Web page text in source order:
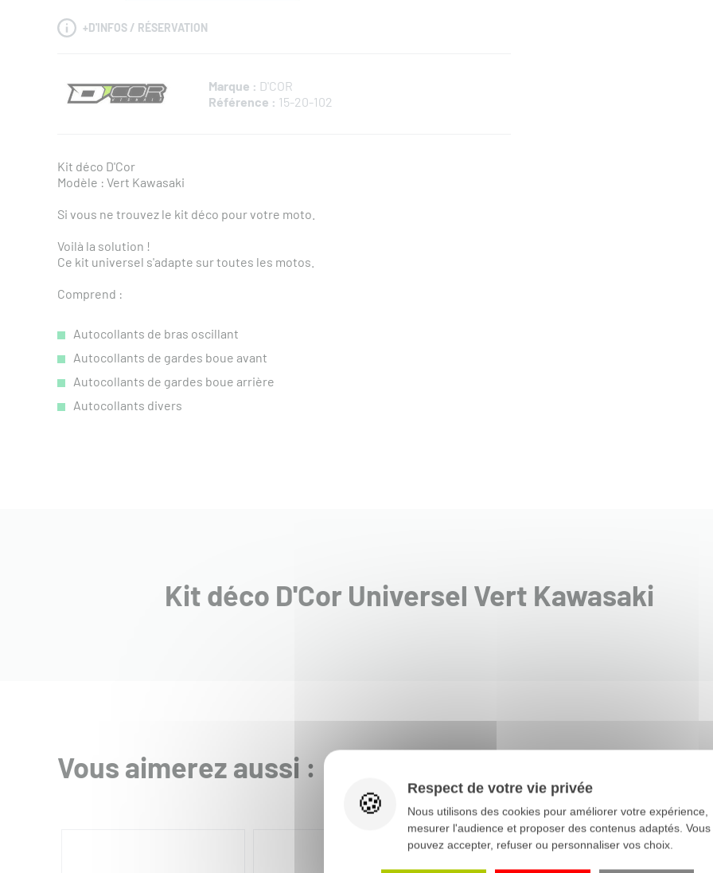
+D'INFOS / RÉSERVATION
Marque : D'COR
Référence : 15-20-102
Kit déco D'Cor
Modèle : Vert Kawasaki
Si vous ne trouvez le kit déco pour votre moto.
Voilà la solution !
Ce kit universel s'adapte sur toutes les motos.
Comprend :
Autocollants de bras oscillant
Autocollants de gardes boue avant
Autocollants de gardes boue arrière
Autocollants divers
Kit déco D'Cor Universel Vert Kawasaki
Vous aimerez aussi :
-50%
Respect de votre vie privée
Nous utilisons des cookies pour améliorer votre expérience,
mesurer l'audience et proposer des contenus adaptés. Vous
pouvez accepter, refuser ou personnaliser vos choix.